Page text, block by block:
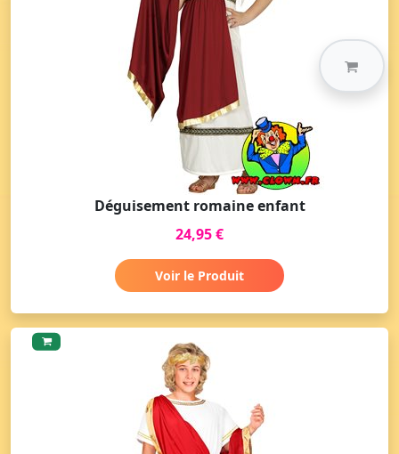
Déguisement romaine enfant
24,95 €
Voir le Produit